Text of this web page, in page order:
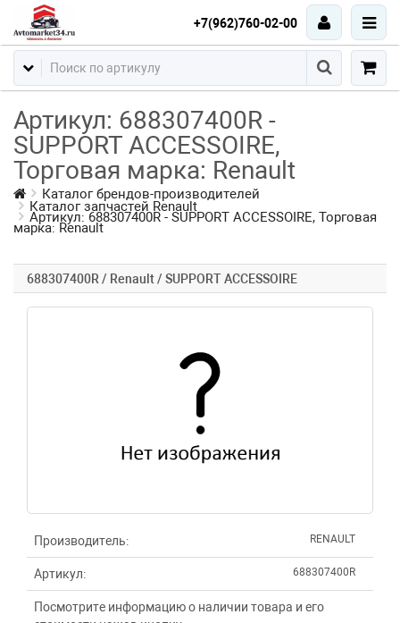
+7(962)760-02-00
Артикул: 688307400R -
SUPPORT ACCESSOIRE,
Торговая марка: Renault
Каталог брендов-производителей
Каталог запчастей Renault
Артикул: 688307400R - SUPPORT ACCESSOIRE, Торговая
марка: Renault
688307400R / Renault / SUPPORT ACCESSOIRE
Производитель: RENAULT
Артикул: 688307400R
Посмотрите информацию о наличии товара и его